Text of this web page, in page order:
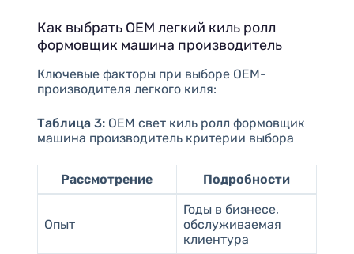
Как выбрать OEM легкий киль ролл
формовщик машина производитель
Ключевые факторы при выборе OEM-
производителя легкого киля:
Таблица 3:OEM свет киль ролл формовщик
машина производитель критерии выбора
Рассмотрение Подробности
Опыт
Годы в бизнесе,
обслуживаемая
клиентура